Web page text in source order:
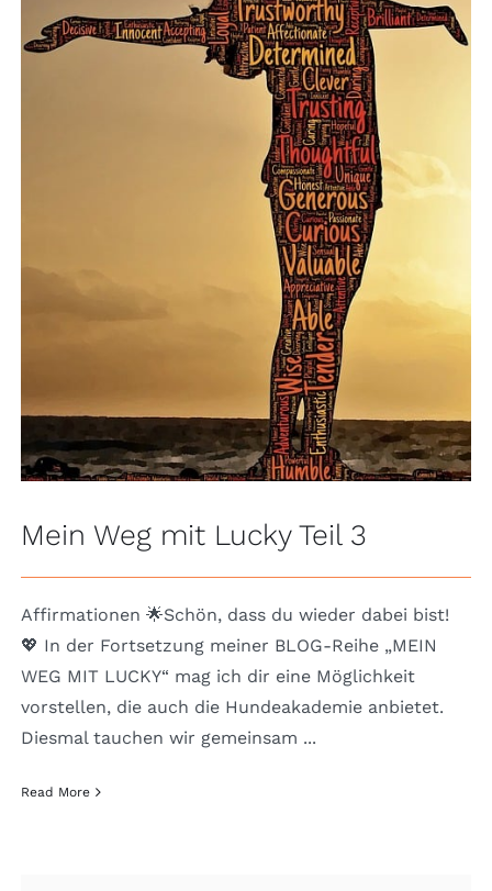
Mein Weg mit Lucky Teil 3
Affirmationen 🌟Schön, dass du wieder dabei bist!
💖 In der Fortsetzung meiner BLOG-Reihe „MEIN
WEG MIT LUCKY“ mag ich dir eine Möglichkeit
vorstellen, die auch die Hundeakademie anbietet.
Diesmal tauchen wir gemeinsam ...
Read More